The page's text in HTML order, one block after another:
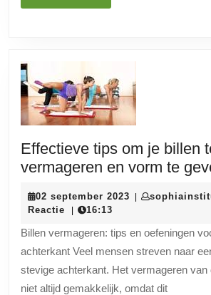
MEER
Effectieve tips om je billen
vermageren en vorm te
02 september 2023 02
Reactie
16:13
Billen vermageren: tips en oefeningen
achterkant Veel mensen streven naar
stevige achterkant. Het vermageren van
niet altijd gemakkelijk, omdat dit